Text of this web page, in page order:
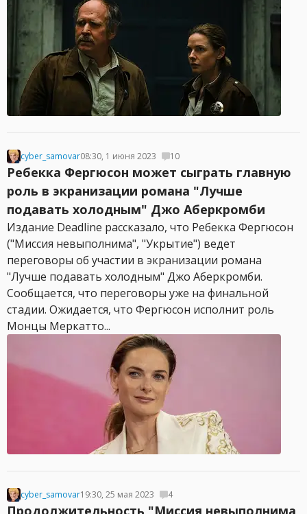
cyber_samovar08:30, 1 июня 2023 10
Ребекка Фергюсон может сыграть главную
роль в экранизации романа "Лучше
подавать холодным" Джо Аберкромби
Издание Deadline рассказало, что Ребекка Фергюсон
("Миссия невыполнима", "Укрытие") ведет
переговоры об участии в экранизации романа
"Лучше подавать холодным" Джо Аберкромби.
Сообщается, что переговоры уже на финальной
стадии. Ожидается, что Фергюсон исполнит роль
Монцы Меркатто...
cyber_samovar19:30, 25 мая 2023 4
Продолжительность "Миссия невыполнима